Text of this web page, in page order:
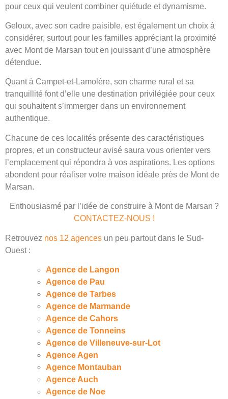
pour ceux qui veulent combiner quiétude et dynamisme.
Geloux, avec son cadre paisible, est également un choix à
considérer, surtout pour les familles appréciant la proximité
avec Mont de Marsan tout en jouissant d’une atmosphère
détendue.
Quant à Campet-et-Lamolère, son charme rural et sa
tranquillité font d’elle une destination privilégiée pour ceux
qui souhaitent s’immerger dans un environnement
authentique.
Chacune de ces localités présente des caractéristiques
propres, et un constructeur avisé saura vous orienter vers
l’emplacement qui répondra à vos aspirations. Les options
abondent pour réaliser votre maison idéale près de Mont de
Marsan.
Enthousiasmé par l’idée de construire à Mont de Marsan ?
CONTACTEZ-NOUS !
Retrouvez nos 12 agences un peu partout dans le Sud-
Ouest :
Agence de Langon
Agence de Pau
Agence de Tarbes
Agence de Marmande
Agence de Cahors
Agence de Tonneins
Agence de Villeneuve-sur-Lot
Agence Agen
Agence Montauban
Agence Auch
Agence de Noe